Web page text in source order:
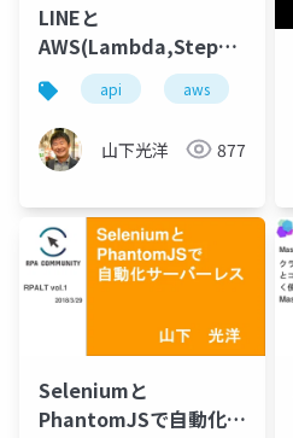
LINEと
AWS(Lambda,Step
Functions,API
Gateway)とTwilioと
kintoneでBOTを作っ
てみるハンズオン
api aws
山下光洋 877
Seleniumと
PhantomJSで自動化サ